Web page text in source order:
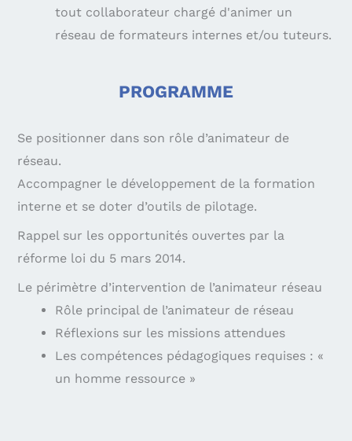
tout collaborateur chargé d'animer un
réseau de formateurs internes et/ou tuteurs.
PROGRAMME
Se positionner dans son rôle d’animateur de
réseau.
Accompagner le développement de la formation
interne et se doter d’outils de pilotage.
Rappel sur les opportunités ouvertes par la
réforme loi du 5 mars 2014.
Le périmètre d’intervention de l’animateur réseau
Rôle principal de l’animateur de réseau
Réflexions sur les missions attendues
Les compétences pédagogiques requises : «
un homme ressource »